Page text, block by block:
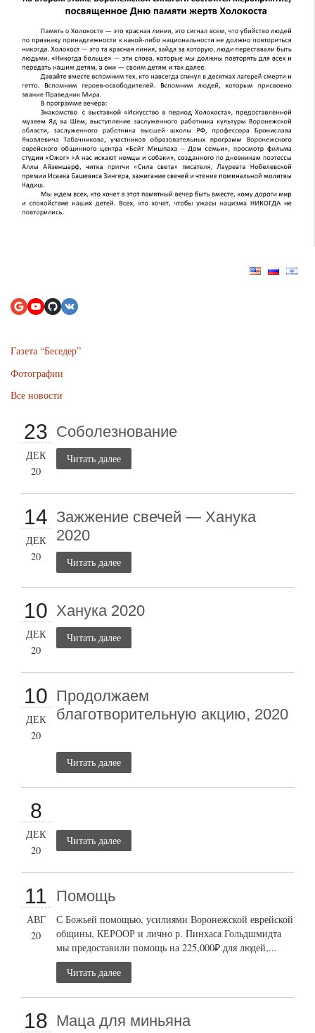
Газета “Беседер”
Фотографии
Все новости
23
ДЕК
20
Соболезнование
Читать далее
14
ДЕК
20
Зажжение свечей — Ханука
2020
Читать далее
10
ДЕК
20
Ханука 2020
Читать далее
10
ДЕК
20
Продолжаем
благотворительную акцию, 2020
Читать далее
8
ДЕК
20
Читать далее
11
АВГ
20
Помощь
С Божьей помощью, усилиями Воронежской еврейской
общины, КЕРООР и лично р. Пинхаса Гольдшмидта
мы предоставили помощь на 225,000₽ для людей,...
Читать далее
18 Маца для миньяна